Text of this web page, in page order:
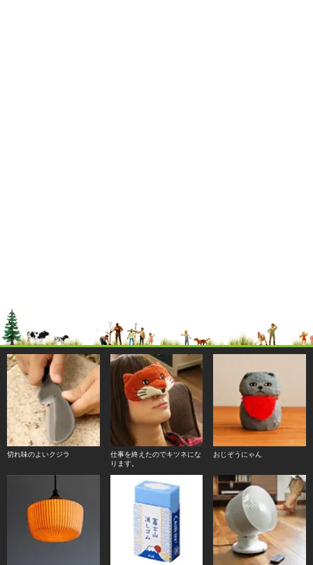
切れ味のよいクジラ
仕事を終えたのでキツネにな
ります。
おじぞうにゃん